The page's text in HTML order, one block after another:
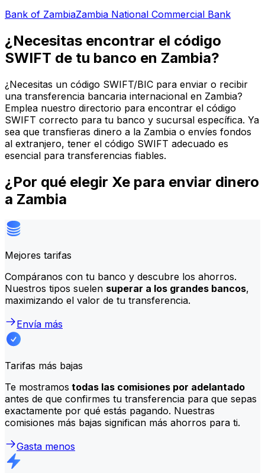
Bank of ZambiaZambia National Commercial Bank
¿Necesitas encontrar el código
SWIFT de tu banco en Zambia?
¿Necesitas un código SWIFT/BIC para enviar o recibir
una transferencia bancaria internacional en Zambia?
Emplea nuestro directorio para encontrar el código
SWIFT correcto para tu banco y sucursal específica. Ya
sea que transfieras dinero a la Zambia o envíes fondos
al extranjero, tener el código SWIFT adecuado es
esencial para transferencias fiables.
¿Por qué elegir Xe para enviar dinero
a Zambia
Mejores tarifas
Compáranos con tu banco y descubre los ahorros.
Nuestros tipos suelen superar a los grandes bancos,
maximizando el valor de tu transferencia.
Envía más
Tarifas más bajas
Te mostramos todas las comisiones por adelantado
antes de que confirmes tu transferencia para que sepas
exactamente por qué estás pagando. Nuestras
comisiones más bajas significan más ahorros para ti.
Gasta menos